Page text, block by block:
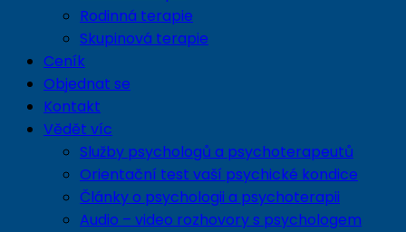
Rodinná terapie
Skupinová terapie
Ceník
Objednat se
Kontakt
Vědět víc
Služby psychologů a psychoterapeutů
Orientační test vaší psychické kondice
Články o psychologii a psychoterapii
Audio – video rozhovory s psychologem